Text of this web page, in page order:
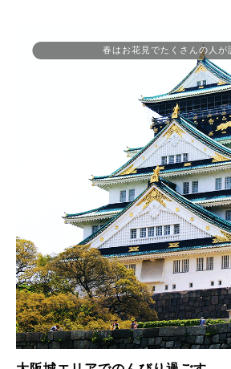
春はお花見でたくさんの人が